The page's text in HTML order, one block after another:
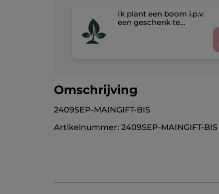
Ik plant een boom i.p.v.
een geschenk te
Omschrijving
2409SEP-MAINGIFT-BIS
Artikelnummer: 2409SEP-MAINGIFT-BIS